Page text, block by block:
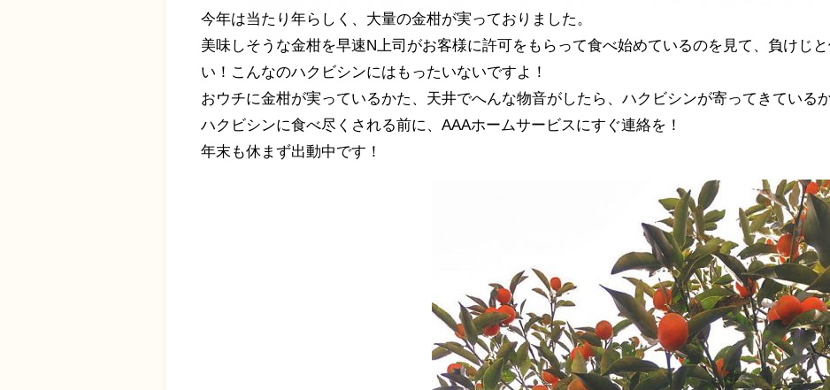
今年は当たり年らしく、大量の金柑が実っておりました。
美味しそうな金柑を早速N上司がお客様に許可をもらって食べ始めているのを見て、負けじ
い！こんなのハクビシンにはもったいないですよ！
おウチに金柑が実っているかた、天井でへんな物音がしたら、ハクビシンが寄ってきている
ハクビシンに食べ尽くされる前に、AAAホームサービスにすぐ連絡を！
年末も休まず出動中です！